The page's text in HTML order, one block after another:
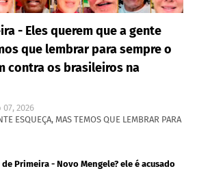
- Eles querem que a gente
que lembrar para sempre o
contra os brasileiros na
2026
ESQUEÇA, MAS TEMOS QUE LEMBRAR PARA
Primeira - Novo Mengele? ele é acusado